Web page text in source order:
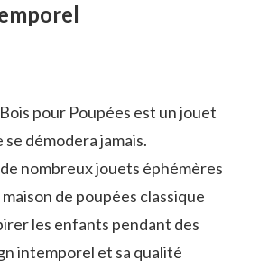
pour Poupées est un jouet
démodera jamais.
nombreux jouets éphémères
de poupées classique
les enfants pendant des
intemporel et sa qualité